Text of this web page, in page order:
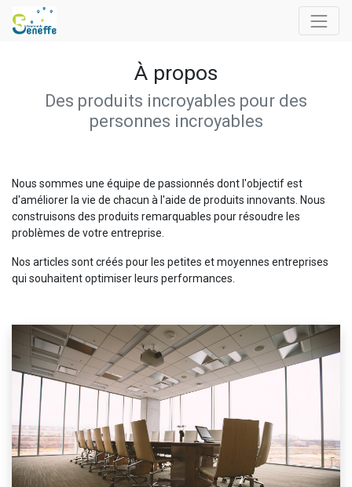
À propos
Des produits incroyables pour des
personnes incroyables
Nous sommes une équipe de passionnés dont l'objectif est
d'améliorer la vie de chacun à l'aide de produits innovants. Nous
construisons des produits remarquables pour résoudre les
problèmes de votre entreprise.
Nos articles sont créés pour les petites et moyennes entreprises
qui souhaitent optimiser leurs performances.